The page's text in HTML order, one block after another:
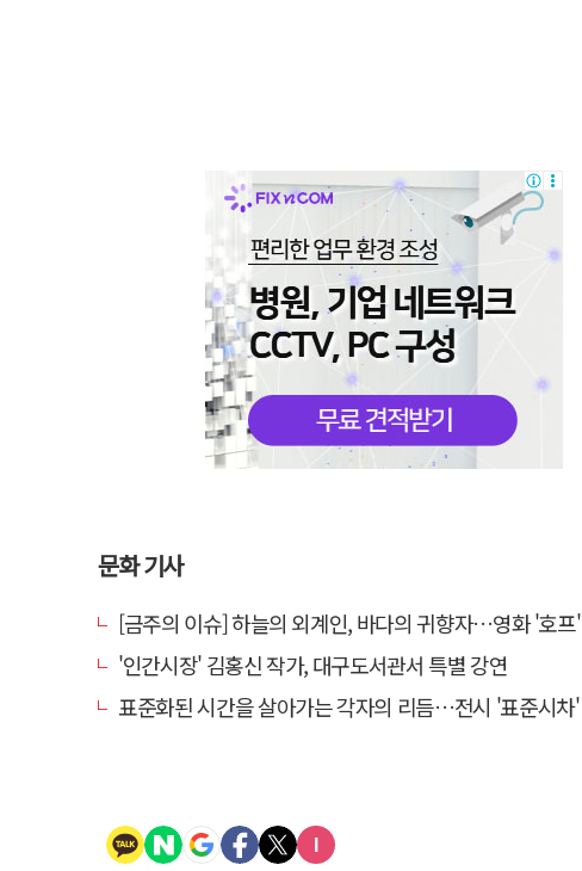
문화 기사
[금주의 이슈] 하늘의 외계인, 바다의 귀향자…영화 '호프'와 '오디세이'
'인간시장' 김홍신 작가, 대구도서관서 특별 강연
표준화된 시간을 살아가는 각자의 리듬…전시 '표준시차'